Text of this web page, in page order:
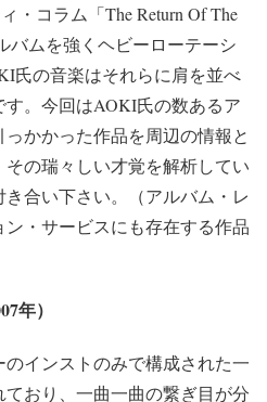
・コラム「The Return Of The
バムを強くヘビーローテーシ
氏の音楽はそれらに肩を並べ
。今回はAOKI氏の数あるア
かかった作品を周辺の情報と
の瑞々しい才覚を解析してい
合い下さい。（アルバム・レ
・サービスにも存在する作品
年）
インストのみで構成された一
おり、一曲一曲の繋ぎ目が分